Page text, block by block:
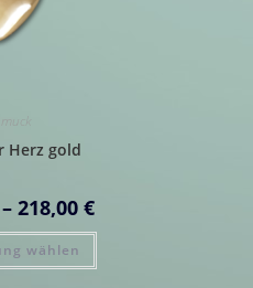
Herz gold
– 218,00 €Preisspanne:
184,00 €
bis
wählen
Dieses
weist